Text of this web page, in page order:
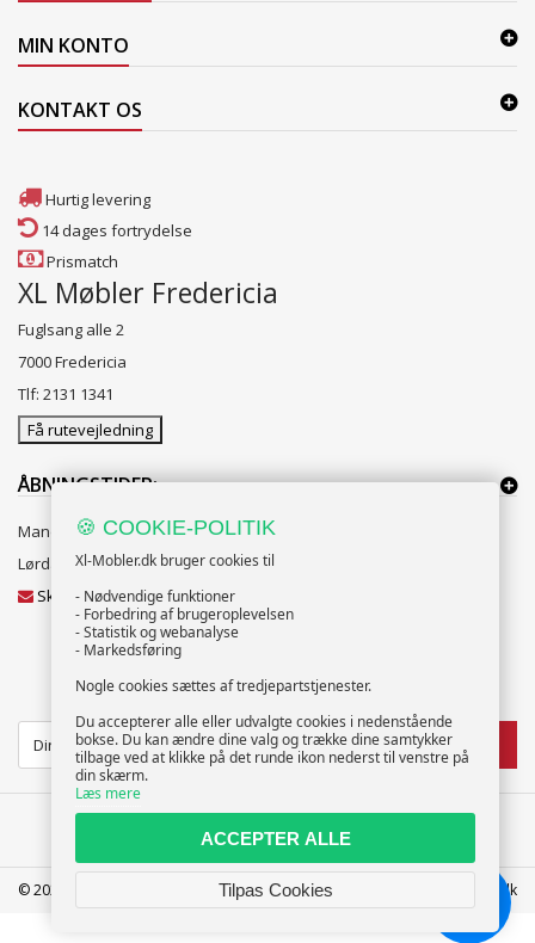
© 2025 XL-Møbler ApS | CVR: 39586207 | FREDERICIA | info@xl-mobler.dk
MIN KONTO
KONTAKT OS
Hurtig levering
14 dages fortrydelse
Prismatch
XL Møbler Fredericia
Fuglsang alle 2
7000 Fredericia
Tlf: 2131 1341
Få rutevejledning
ÅBNINGSTIDER:
Mandag til Fredag 10:00 til 18:00
Lørdag og Søndag 10:00 til 16:00
Skriv til vores kundeservice
NYHEDSBREV
TILMELD
🍪 COOKIE-POLITIK
Xl-Mobler.dk bruger cookies til
- Nødvendige funktioner
- Forbedring af brugeroplevelsen
- Statistik og webanalyse
- Markedsføring
Nogle cookies sættes af tredjepartstjenester.
Du accepterer alle eller udvalgte cookies i nedenstående
bokse. Du kan ændre dine valg og trække dine samtykker
tilbage ved at klikke på det runde ikon nederst til venstre på
din skærm.
Læs mere
ACCEPTER ALLE
Tilpas Cookies